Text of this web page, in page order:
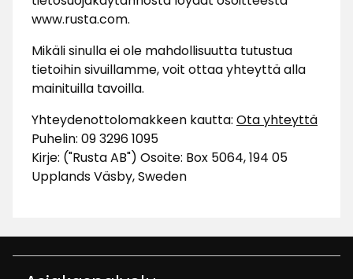
www.rusta.com.
Mikäli sinulla ei ole mahdollisuutta tutustua
tietoihin sivuillamme, voit ottaa yhteyttä alla
mainituilla tavoilla.
Yhteydenottolomakkeen kautta: Ota yhteyttä
Puhelin: 09 3296 1095
Kirje: ("Rusta AB") Osoite: Box 5064, 194 05
Upplands Väsby, Sweden